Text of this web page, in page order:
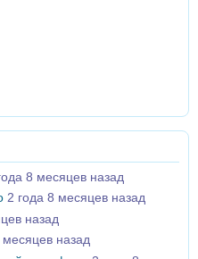
8 месяцев назад
2 года 8 месяцев назад
назад
месяцев назад